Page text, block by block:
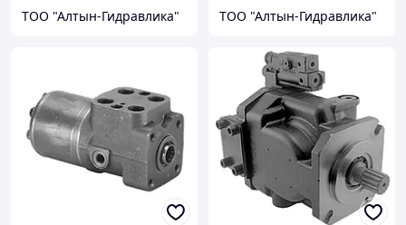
ТОО "Алтын-Гидравлика" ТОО "Алтын-Гидравлика"